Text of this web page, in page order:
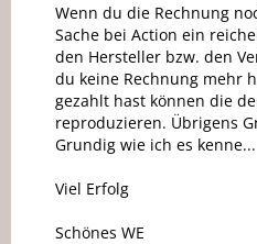
Wenn du die Rechnung
Sache bei Action ein
den Hersteller bzw. den
du keine Rechnung mehr
gezahlt hast können die
reproduzieren. Übrigens
Grundig wie ich es kenne...
Viel Erfolg
Schönes WE